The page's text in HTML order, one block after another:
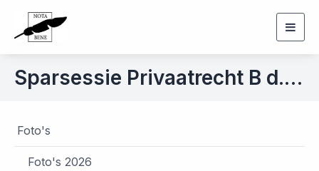
Sparsessie Privaatrecht B d.d. 21 maart 2018
Foto's
Foto's 2026